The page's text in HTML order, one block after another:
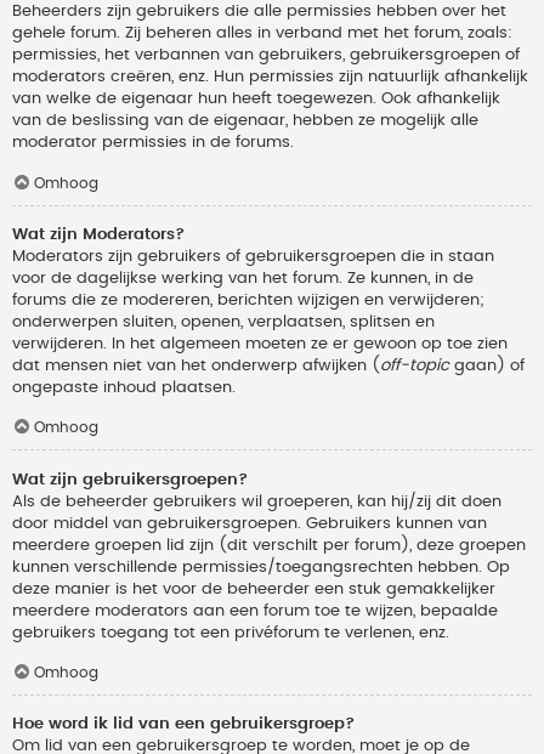
Beheerders zijn gebruikers die alle permissies hebben over het
gehele forum. Zij beheren alles in verband met het forum, zoals:
permissies, het verbannen van gebruikers, gebruikersgroepen of
moderators creëren, enz. Hun permissies zijn natuurlijk afhankelijk
van welke de eigenaar hun heeft toegewezen. Ook afhankelijk
van de beslissing van de eigenaar, hebben ze mogelijk alle
moderator permissies in de forums.
Omhoog
Wat zijn Moderators?
Moderators zijn gebruikers of gebruikersgroepen die in staan
voor de dagelijkse werking van het forum. Ze kunnen, in de
forums die ze modereren, berichten wijzigen en verwijderen;
onderwerpen sluiten, openen, verplaatsen, splitsen en
verwijderen. In het algemeen moeten ze er gewoon op toe zien
dat mensen niet van het onderwerp afwijken ( off-topicgaan) of
ongepaste inhoud plaatsen.
Omhoog
Wat zijn gebruikersgroepen?
Als de beheerder gebruikers wil groeperen, kan hij/zij dit doen
door middel van gebruikersgroepen. Gebruikers kunnen van
meerdere groepen lid zijn (dit verschilt per forum), deze groepen
kunnen verschillende permissies/toegangsrechten hebben. Op
deze manier is het voor de beheerder een stuk gemakkelijker
meerdere moderators aan een forum toe te wijzen, bepaalde
gebruikers toegang tot een privéforum te verlenen, enz.
Omhoog
Hoe word ik lid van een gebruikersgroep?
Om lid van een gebruikersgroep te worden, moet je op de